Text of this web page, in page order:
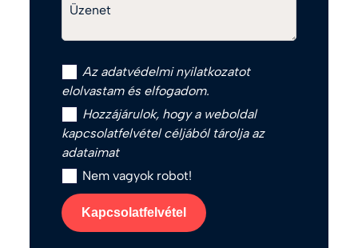
Üzenet
Az adatvédelmi nyilatkozatot
elolvastam és elfogadom.
Hozzájárulok, hogy a weboldal
kapcsolatfelvétel céljából tárolja az
adataimat
Nem vagyok robot!
Kapcsolatfelvétel